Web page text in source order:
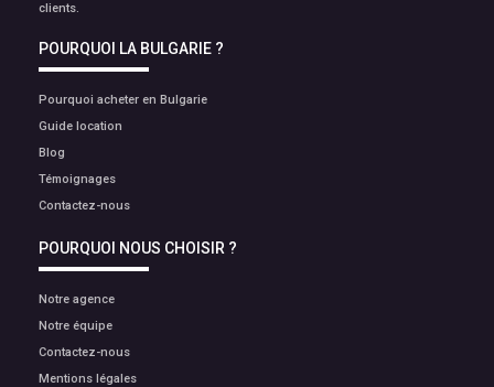
clients.
POURQUOI LA BULGARIE ?
Pourquoi acheter en Bulgarie
Guide location
Blog
Témoignages
Contactez-nous
POURQUOI NOUS CHOISIR ?
Notre agence
Notre équipe
Contactez-nous
Mentions légales